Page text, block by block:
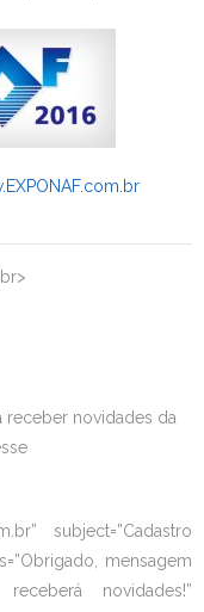
receber novidades da
subject=”Cadastro
mensagem
novidades!”